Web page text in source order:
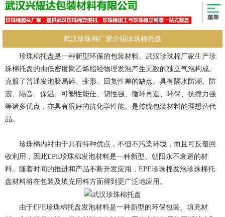
武汉珍珠棉厂家介绍珍珠棉托盘
珍珠棉托盘是一种新型环保的包装材料。武汉珍珠棉厂家生产珍
珠棉托盘的由低密度聚乙烯脂经物理发泡产生无数的独立气泡构成。
克服了普通发泡胶易碎、变形、回复性差的缺点。具有隔水防潮、防
震、隔音、保温、可塑性能佳、韧性强、循环再造、环保、抗撞力强
等诸多优点，亦具有很好的抗化学性能。是传统包装材料的理想替代
品。
珍珠棉内衬由于具有特种优点，不但不污染环境，而且可反覆回
收利用，因此EPE珍珠棉发泡材料是一种新型、朝阳永不衰退的材
料。随着时间的推进和产品不断开发应用，EPE珍珠棉发泡珍珠棉托
盘材料将在包装及填充用料方面得到更广泛地应用。
由于EPE珍珠棉托盘发泡材料是一种新型的环保包装、填充材